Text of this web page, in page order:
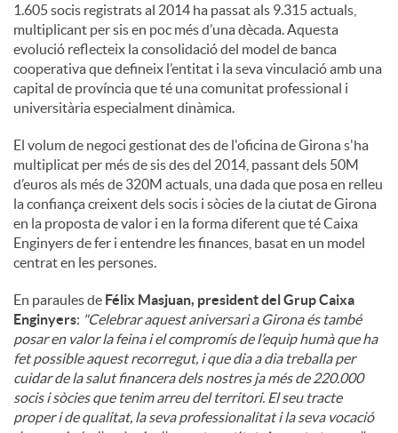
1.605 socis registrats al 2014 ha passat als 9.315 actuals,
multiplicant per sis en poc més d’una dècada. Aquesta
evolució reflecteix la consolidació del model de banca
cooperativa que defineix l’entitat i la seva vinculació amb una
capital de província que té una comunitat professional i
universitària especialment dinàmica.
El volum de negoci gestionat des de l'oficina de Girona s'ha
multiplicat per més de sis des del 2014, passant dels 50M
d’euros als més de 320M actuals, una dada que posa en relleu
la confiança creixent dels socis i sòcies de la ciutat de Girona
en la proposta de valor i en la forma diferent que té Caixa
Enginyers de fer i entendre les finances, basat en un model
centrat en les persones.
En paraules de Félix Masjuan, president del Grup Caixa
Enginyers: "Celebrar aquest aniversari a Girona és també
posar en valor la feina i el compromís de l’equip humà que ha
fet possible aquest recorregut, i que dia a dia treballa per
cuidar de la salut financera dels nostres ja més de 220.000
socis i sòcies que tenim arreu del territori. El seu tracte
proper i de qualitat, la seva professionalitat i la seva vocació